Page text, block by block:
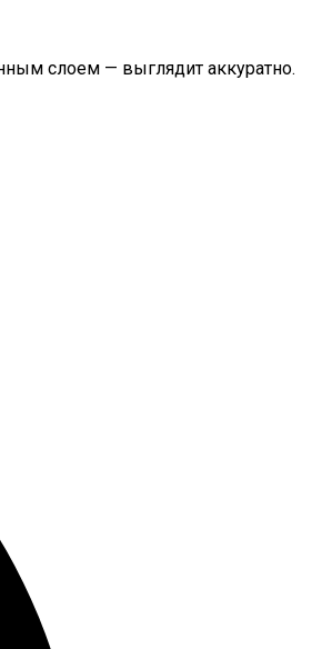
слоем — выглядит аккуратно.